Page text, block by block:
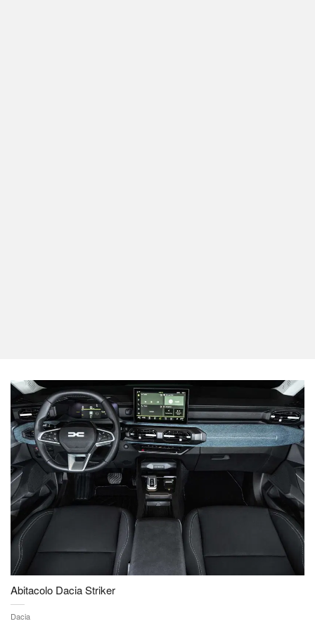
Abitacolo Dacia Striker
Dacia